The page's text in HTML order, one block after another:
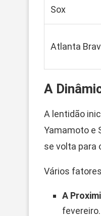
Sox
Atlanta
A
A lentidão
Yamamoto e
se volta para
Vários
A
fevereiro.